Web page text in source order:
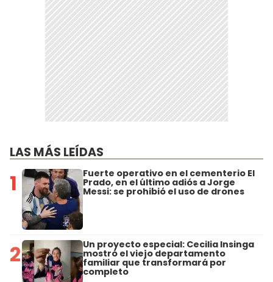
LAS MÁS LEÍDAS
1 Fuerte operativo en el cementerio El
Prado, en el último adiós a Jorge
Messi: se prohibió el uso de drones
2 Un proyecto especial: Cecilia Insinga
mostró el viejo departamento
familiar que transformará por
completo